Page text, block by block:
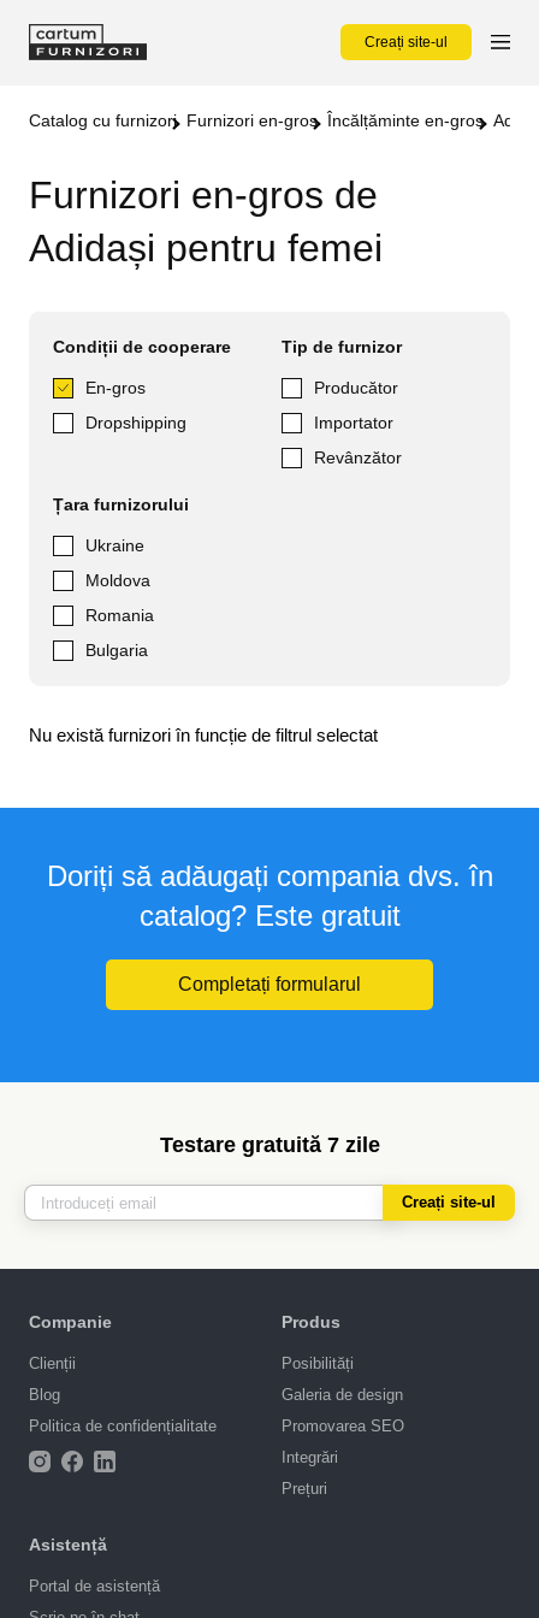
Creați site-ul
Catalog cu furnizori Furnizori en-gros Încălțăminte en-gros
Furnizori en-gros de
Adidași pentru femei
Condiții de cooperare
En-gros
Dropshipping
Tip de furnizor
Producător
Importator
Revânzător
Țara furnizorului
Ukraine
Moldova
Romania
Bulgaria
Nu există furnizori în funcție de filtrul selectat
Doriți să adăugați compania dvs. în
catalog? Este gratuit
Completați formularul
Testare gratuită 7 zile
Creați site-ul
Companie
Clienții
Blog
Politica de confidențialitate
Produs
Posibilități
Galeria de design
Promovarea SEO
Integrări
Prețuri
Asistență
Portal de asistență